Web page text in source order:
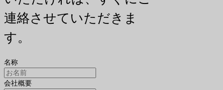
連絡させていただきま
す。
名称
会社概要